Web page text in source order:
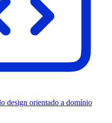
design orientado a domínio